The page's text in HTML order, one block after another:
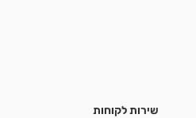
שירות לקוחות